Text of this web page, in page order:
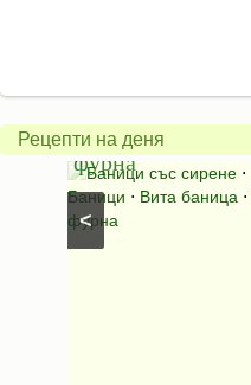
Рецепти на деня
<
в
халогенна
фурна
Баници със сирене ⋅
Баници ⋅ Вита баница ⋅
фурна